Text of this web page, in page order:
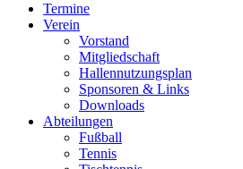
Termine
Verein
Vorstand
Mitgliedschaft
Hallennutzungsplan
Sponsoren & Links
Downloads
Abteilungen
Fußball
Tennis